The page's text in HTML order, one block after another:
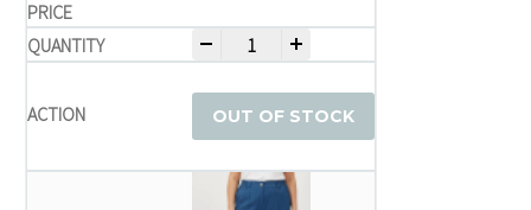
Παντελόνι μεγάλα μεγέθη quantity
OUT OF STOCK